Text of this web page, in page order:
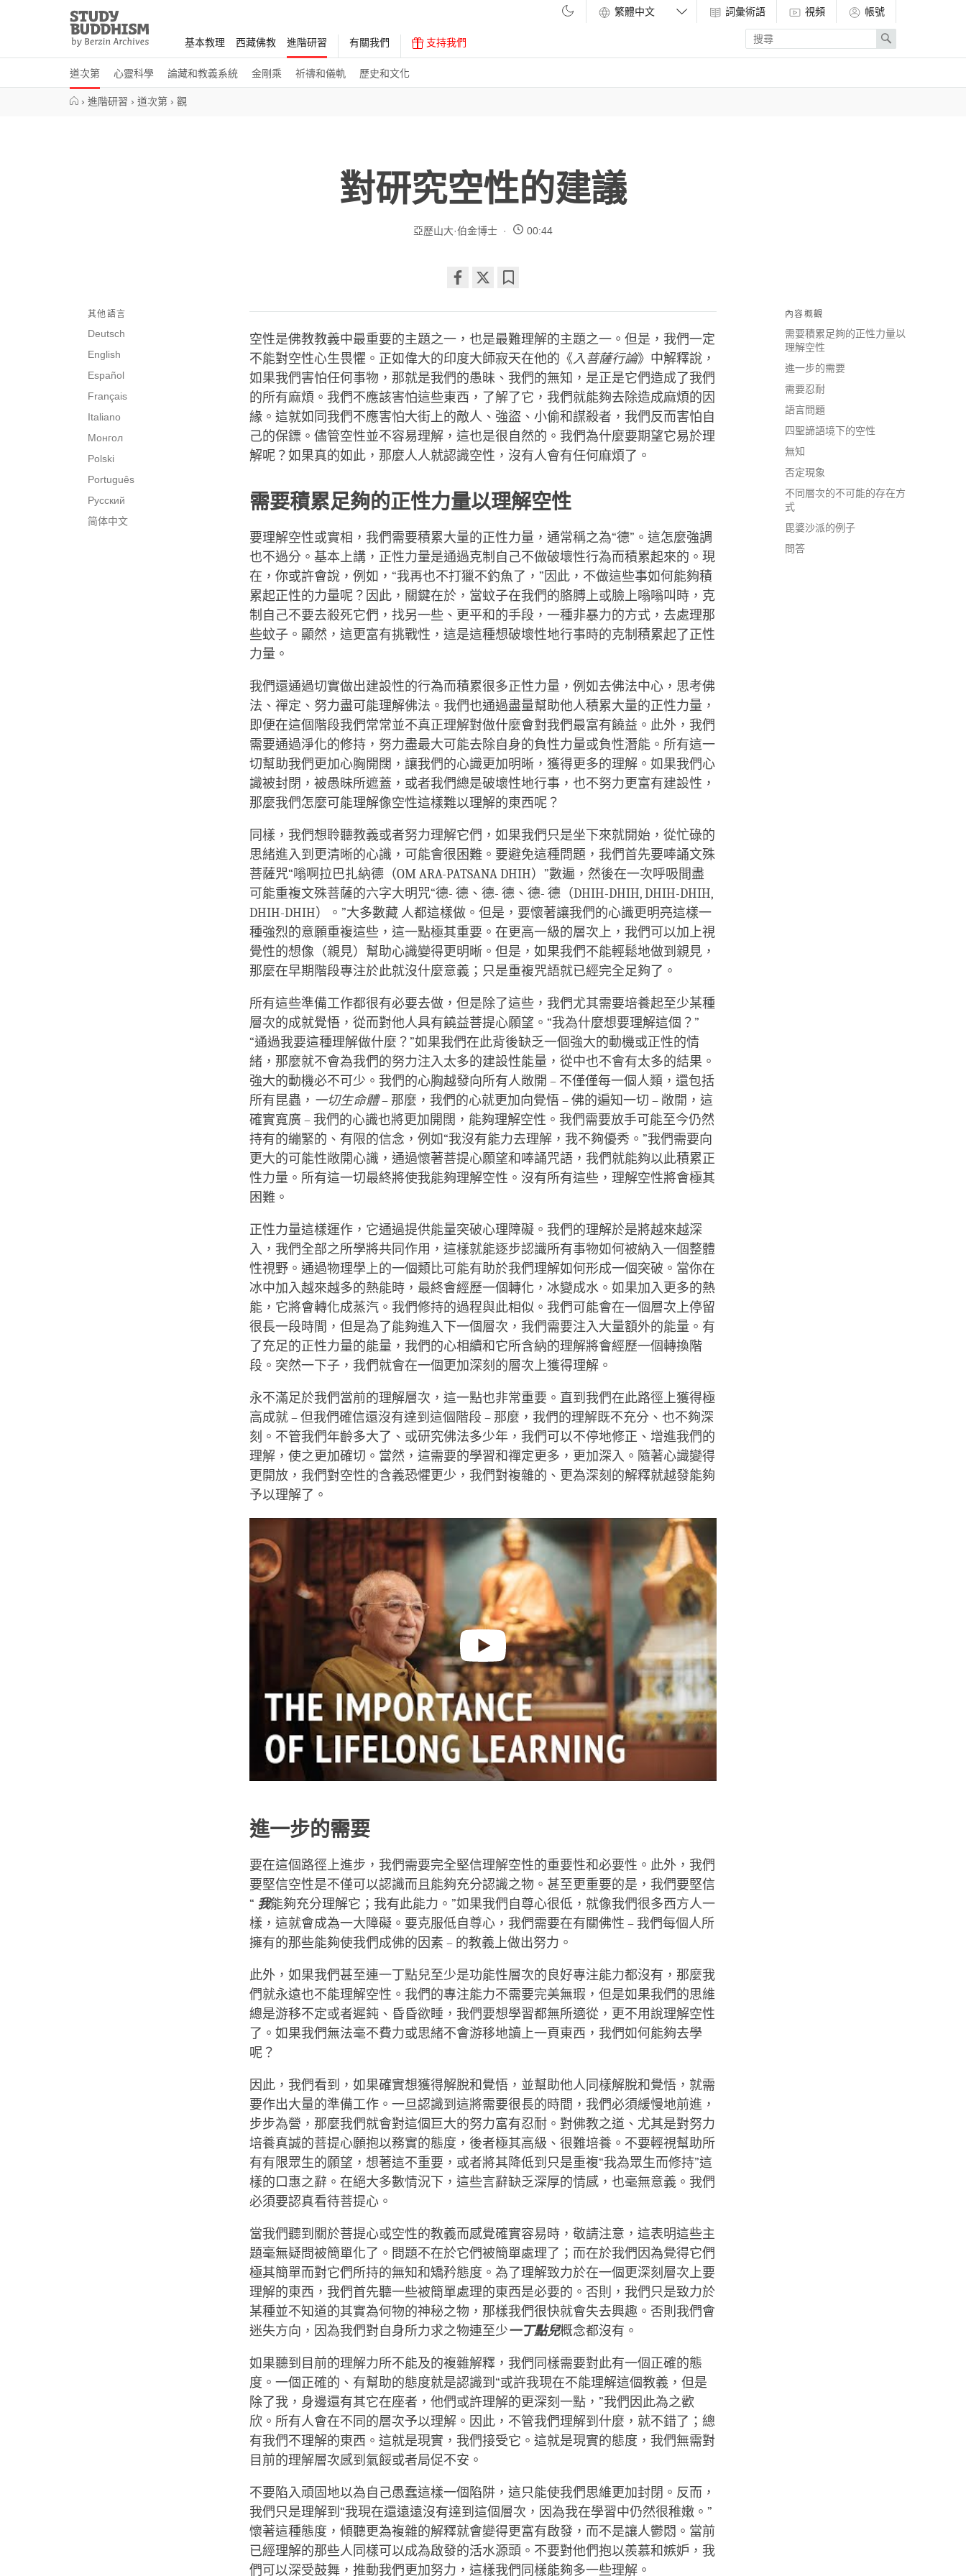
Study
Buddhism
Home
基本教理 西藏佛教 進階研習
道次第 心靈科學 論藏和教義系統 金剛乘 祈禱和儀軌 歷史和文化
有關我們 支持我們
詞彙術語 視頻
帳號
Enter
search
term
Search
› 進階研習 › 道次第 › 觀
對研究空性的建議
亞歷山大·伯金博士 00:44
on
facebook
內容概觀
需要積累足夠的正性力量以
理解空性
進一步的需要
需要忍耐
語言問題
四聖諦語境下的空性
無知
否定現象
不同層次的不可能的存在方
式
毘婆沙派的例子
問答
其他語言
Deutsch
English
Español
Français
Italiano
Монгол
Polski
Português
Русский
简体中文
空性是佛教教義中最重要的主題之一，也是最難理解的主題之一。但是，我們一定
不能對空性心生畏懼。正如偉大的印度大師寂天在他的《入菩薩行論》中解釋說，
如果我們害怕任何事物，那就是我們的愚昧、我們的無知，是正是它們造成了我們
的所有麻煩。我們不應該害怕這些東西，了解了它，我們就能夠去除造成麻煩的因
緣。這就如同我們不應害怕大街上的敵人、強盜、小偷和謀殺者，我們反而害怕自
己的保鏢。儘管空性並不容易理解，這也是很自然的。我們為什麼要期望它易於理
解呢？如果真的如此，那麼人人就認識空性，沒有人會有任何麻煩了。
需要積累足夠的正性力量以理解空性
要理解空性或實相，我們需要積累大量的正性力量，通常稱之為“德”。這怎麼強調
也不過分。基本上講，正性力量是通過克制自己不做破壞性行為而積累起來的。現
在，你或許會說，例如，“我再也不打獵不釣魚了，”因此，不做這些事如何能夠積
累起正性的力量呢？因此，關鍵在於，當蚊子在我們的胳膊上或臉上嗡嗡叫時，克
制自己不要去殺死它們，找另一些、更平和的手段，一種非暴力的方式，去處理那
些蚊子。顯然，這更富有挑戰性，這是這種想破壞性地行事時的克制積累起了正性
力量。
我們還通過切實做出建設性的行為而積累很多正性力量，例如去佛法中心，思考佛
法、禪定、努力盡可能理解佛法。我們也通過盡量幫助他人積累大量的正性力量，
即便在這個階段我們常常並不真正理解對做什麼會對我們最富有饒益。此外，我們
需要通過淨化的修持，努力盡最大可能去除自身的負性力量或負性潛能。所有這一
切幫助我們更加心胸開闊，讓我們的心識更加明晰，獲得更多的理解。如果我們心
識被封閉，被愚昧所遮蓋，或者我們總是破壞性地行事，也不努力更富有建設性，
那麼我們怎麼可能理解像空性這樣難以理解的東西呢？
同樣，我們想聆聽教義或者努力理解它們，如果我們只是坐下來就開始，從忙碌的
思緒進入到更清晰的心識，可能會很困難。要避免這種問題，我們首先要唪誦文殊
菩薩咒“嗡啊拉巴扎納德（OM ARA-PATSANA DHIH）”數遍，然後在一次呼吸間盡
可能重複文殊菩薩的六字大明咒“德- 德、德- 德、德- 德（DHIH-DHIH, DHIH-DHIH,
DHIH-DHIH）。”大多數藏 人都這樣做。但是，要懷著讓我們的心識更明亮這樣一
種強烈的意願重複這些，這一點極其重要。在更高一級的層次上，我們可以加上視
覺性的想像（親見）幫助心識變得更明晰。但是，如果我們不能輕鬆地做到親見，
那麼在早期階段專注於此就沒什麼意義；只是重複咒語就已經完全足夠了。
所有這些準備工作都很有必要去做，但是除了這些，我們尤其需要培養起至少某種
層次的成就覺悟，從而對他人具有饒益菩提心願望。“我為什麼想要理解這個？”
“通過我要這種理解做什麼？”如果我們在此背後缺乏一個強大的動機或正性的情
緒，那麼就不會為我們的努力注入太多的建設性能量，從中也不會有太多的結果。
強大的動機必不可少。我們的心胸越發向所有人敞開 – 不僅僅每一個人類，還包括
所有昆蟲， 一切生命體– 那麼，我們的心就更加向覺悟 – 佛的遍知一切 – 敞開，這
確實寬廣 – 我們的心識也將更加開闊，能夠理解空性。我們需要放手可能至今仍然
持有的繃緊的、有限的信念，例如“我沒有能力去理解，我不夠優秀。”我們需要向
更大的可能性敞開心識，通過懷著菩提心願望和唪誦咒語，我們就能夠以此積累正
性力量。所有這一切最終將使我能夠理解空性。沒有所有這些，理解空性將會極其
困難。
正性力量這樣運作，它通過提供能量突破心理障礙。我們的理解於是將越來越深
入，我們全部之所學將共同作用，這樣就能逐步認識所有事物如何被納入一個整體
性視野。通過物理學上的一個類比可能有助於我們理解如何形成一個突破。當你在
冰中加入越來越多的熱能時，最終會經歷一個轉化，冰變成水。如果加入更多的熱
能，它將會轉化成蒸汽。我們修持的過程與此相似。我們可能會在一個層次上停留
很長一段時間，但是為了能夠進入下一個層次，我們需要注入大量額外的能量。有
了充足的正性力量的能量，我們的心相續和它所含納的理解將會經歷一個轉換階
段。突然一下子，我們就會在一個更加深刻的層次上獲得理解。
永不滿足於我們當前的理解層次，這一點也非常重要。直到我們在此路徑上獲得極
高成就 – 但我們確信還沒有達到這個階段 – 那麼，我們的理解既不充分、也不夠深
刻。不管我們年齡多大了、或研究佛法多少年，我們可以不停地修正、增進我們的
理解，使之更加確切。當然，這需要的學習和禪定更多，更加深入。隨著心識變得
更開放，我們對空性的含義恐懼更少，我們對複雜的、更為深刻的解釋就越發能夠
予以理解了。
進一步的需要
要在這個路徑上進步，我們需要完全堅信理解空性的重要性和必要性。此外，我們
要堅信空性是不僅可以認識而且能夠充分認識之物。甚至更重要的是，我們要堅信
“ 我能夠充分理解它；我有此能力。”如果我們自尊心很低，就像我們很多西方人一
樣，這就會成為一大障礙。要克服低自尊心，我們需要在有關佛性 – 我們每個人所
擁有的那些能夠使我們成佛的因素 – 的教義上做出努力。
此外，如果我們甚至連一丁點兒至少是功能性層次的良好專注能力都沒有，那麼我
們就永遠也不能理解空性。我們的專注能力不需要完美無瑕，但是如果我們的思維
總是游移不定或者遲鈍、昏昏欲睡，我們要想學習都無所適從，更不用說理解空性
了。如果我們無法毫不費力或思緒不會游移地讀上一頁東西，我們如何能夠去學
呢？
因此，我們看到，如果確實想獲得解脫和覺悟，並幫助他人同樣解脫和覺悟，就需
要作出大量的準備工作。一旦認識到這將需要很長的時間，我們必須緩慢地前進，
步步為營，那麼我們就會對這個巨大的努力富有忍耐。對佛教之道、尤其是對努力
培養真誠的菩提心願抱以務實的態度，後者極其高級、很難培養。不要輕視幫助所
有有限眾生的願望，想著這不重要，或者將其降低到只是重複“我為眾生而修持”這
樣的口惠之辭。在絕大多數情況下，這些言辭缺乏深厚的情感，也毫無意義。我們
必須要認真看待菩提心。
當我們聽到關於菩提心或空性的教義而感覺確實容易時，敬請注意，這表明這些主
題毫無疑問被簡單化了。問題不在於它們被簡單處理了；而在於我們因為覺得它們
極其簡單而對它們所持的無知和矯矜態度。為了理解致力於在一個更深刻層次上要
理解的東西，我們首先聽一些被簡單處理的東西是必要的。否則，我們只是致力於
某種並不知道的其實為何物的神秘之物，那樣我們很快就會失去興趣。否則我們會
迷失方向，因為我們對自身所力求之物連至少一丁點兒概念都沒有。
如果聽到目前的理解力所不能及的複雜解釋，我們同樣需要對此有一個正確的態
度。一個正確的、有幫助的態度就是認識到“或許我現在不能理解這個教義，但是
除了我，身邊還有其它在座者，他們或許理解的更深刻一點，”我們因此為之歡
欣。所有人會在不同的層次予以理解。因此，不管我們理解到什麼，就不錯了；總
有我們不理解的東西。這就是現實，我們接受它。這就是現實的態度，我們無需對
目前的理解層次感到氣餒或者局促不安。
不要陷入頑固地以為自己愚蠢這樣一個陷阱，這只能使我們思維更加封閉。反而，
我們只是理解到“我現在還遠遠沒有達到這個層次，因為我在學習中仍然很稚嫩。”
懷著這種態度，傾聽更為複雜的解釋就會變得更富有啟發，而不是讓人鬱悶。當前
已經理解的那些人同樣可以成為啟發的活水源頭。不要對他們抱以羨慕和嫉妒，我
們可以深受鼓舞，推動我們更加努力，這樣我們同樣能夠多一些理解。